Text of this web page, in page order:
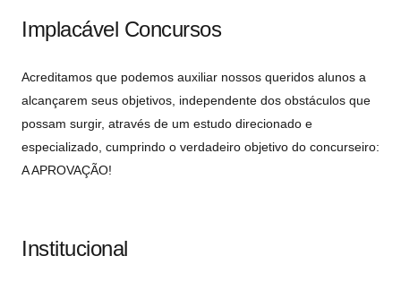
Implacável Concursos
Acreditamos que podemos auxiliar nossos queridos alunos a
alcançarem seus objetivos, independente dos obstáculos que
possam surgir, através de um estudo direcionado e
especializado, cumprindo o verdadeiro objetivo do concurseiro:
A APROVAÇÃO!
Institucional